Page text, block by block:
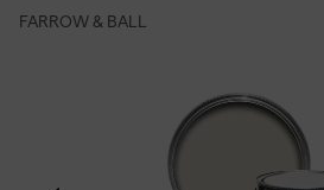
FARROW & BALL